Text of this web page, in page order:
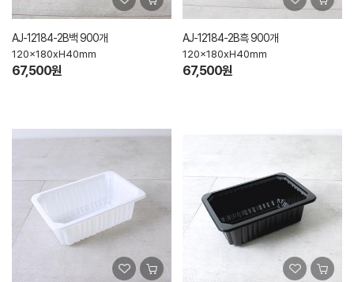
AJ-12184-2B백 900개
120x180xH40mm
67,500원
AJ-12184-2B흑 900개
120x180xH40mm
67,500원